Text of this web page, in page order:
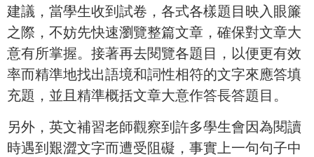
建議，當學生收到試卷，各式各樣題目映入眼簾
之際，不妨先快速瀏覽整篇文章，確保對文章大
意有所掌握。接著再去閱覽各題目，以便更有效
率而精準地找出語境和詞性相符的文字來應答填
充題，並且精準概括文章大意作答長答題目。
另外，英文補習老師觀察到許多學生會因為閱讀
時遇到艱澀文字而遭受阻礙，事實上一句句子中